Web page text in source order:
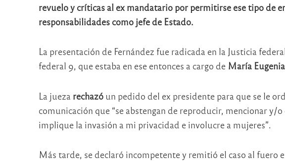
revuelo y críticas al ex mandatario por permitirse ese tipo de
responsabilidades como jefe de Estado.
La presentación de Fernández fue radicada en la Justicia
federal 9, que estaba en ese entonces a cargo de María
La jueza rechazóun pedido del ex presidente para que se le
comunicación que “se abstengan de reproducir, mencionar y/
implique la invasión a mi privacidad e involucre a mujeres”.
Más tarde, se declaró incompetente y remitió el caso al fuero